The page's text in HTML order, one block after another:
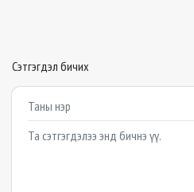
Сэтгэгдэл бичих
Example textarea